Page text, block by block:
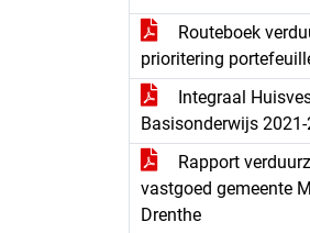
Routeboek
prioritering
Integraal
Basisonderwijs
Rapport
vastgoed gemeente
Drenthe